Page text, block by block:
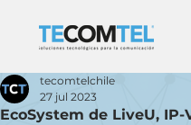
EcoSystem de LiveU, IP-
tecomtelchile
27 jul 2023